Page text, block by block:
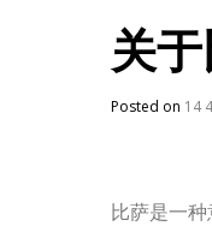
关
Posted on 14
比萨是一